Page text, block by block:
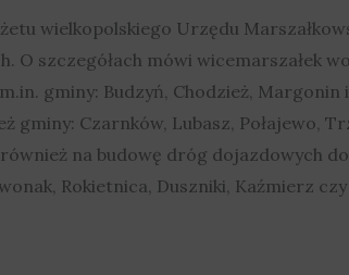
wielkopolskiego Urzędu
O szczegółach mówi wicemarszałek
gminy: Budzyń, Chodzież,
gminy: Czarnków, Lubasz, Połajewo,
na budowę dróg dojazdowych
Rokietnica, Duszniki, Kaźmierz